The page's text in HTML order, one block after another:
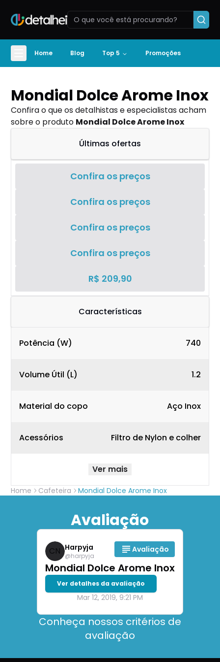
Home Blog Top 5 Promoções
Mondial Dolce Arome Inox
Confira o que os detalhistas e especialistas acham
sobre o produto Mondial Dolce Arome Inox
Últimas ofertas
Confira os preços
Confira os preços
Confira os preços
Confira os preços
R$ 209,90
Características
Potência (W) 740
Volume Útil (L) 1.2
Material do copo Aço Inox
Acessórios Filtro de Nylon e colher
Ver mais
Home Cafeteira Mondial Dolce Arome Inox
Avaliação
CN Harpyja
@harpyja
Avaliação
Mondial Dolce Arome Inox
Ver detalhes da avaliação
Mar 12, 2019, 9:21 PM
Conheça nossos critérios de
avaliação